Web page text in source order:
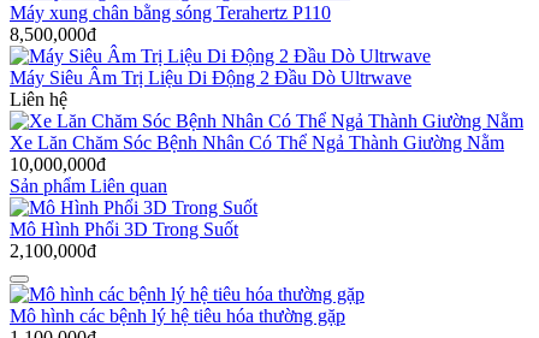
Máy xung chân bằng sóng Terahertz P110
8,500,000đ
Máy Siêu Âm Trị Liệu Di Động 2 Đầu Dò Ultrwave
Liên hệ
Xe Lăn Chăm Sóc Bệnh Nhân Có Thể Ngả Thành Giường Nằm
10,000,000đ
Sản phẩm Liên quan
Mô Hình Phổi 3D Trong Suốt
2,100,000đ
Mô hình các bệnh lý hệ tiêu hóa thường gặp